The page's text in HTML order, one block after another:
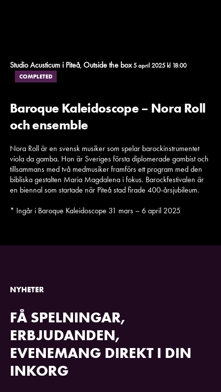
Studio Acusticum i Piteå, Outside the box5 april 2025 kl 18:00
COMPLETED
Baroque Kaleidoscope – Nora Roll
och ensemble
Nora Roll är en svensk musiker som spelar barockinstrumentet
viola da gamba. Hon är Sveriges första diplomerade gambist och
tillsammans med två medmusiker framförs ett program med den
bibliska gestalten Maria Magdalena i fokus. Barockfestivalen är
en biennal som startade när Piteå stad firade 400-årsjubileum.
* Ingår i Baroque Kaleidoscope 31 mars – 6 april 2025
NYHETER
FÅ SPELNINGAR,
ERBJUDANDEN,
EVENEMANG DIREKT I DIN
INKORG